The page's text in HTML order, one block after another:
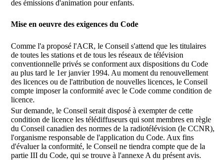
des émissions d'animation pour enfants.
Mise en oeuvre des exigences du Code
Comme l'a proposé l'ACR, le Conseil s'attend que les titulaires
de toutes les stations et de tous les réseaux de télévision
conventionnelle privés se conforment aux dispositions du Code
au plus tard le 1er janvier 1994. Au moment du renouvellement
des licences ou de l'attribution de nouvelles licences, le Conseil
compte imposer la conformité avec le Code comme condition de
licence.
Sur demande, le Conseil serait disposé à exempter de cette
condition de licence les télédiffuseurs qui sont membres en règle
du Conseil canadien des normes de la radiotélévision (le CCNR),
l'organisme responsable de l'application du Code. Aux fins
d'évaluer la conformité, le Conseil ne tiendra compte que de la
partie III du Code, qui se trouve à l'annexe A du présent avis.